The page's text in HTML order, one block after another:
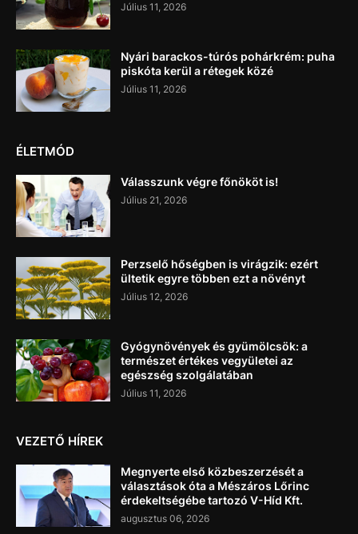
Július 11, 2026
Nyári barackos-túrós pohárkrém: puha
piskóta kerül a rétegek közé
Július 11, 2026
ÉLETMÓD
Válasszunk végre főnököt is!
Július 21, 2026
Perzselő hőségben is virágzik: ezért
ültetik egyre többen ezt a növényt
Július 12, 2026
Gyógynövények és gyümölcsök: a
természet értékes vegyületei az
egészség szolgálatában
Július 11, 2026
VEZETŐ HÍREK
Megnyerte első közbeszerzését a
választások óta a Mészáros Lőrinc
érdekeltségébe tartozó V-Híd Kft.
augusztus 06, 2026